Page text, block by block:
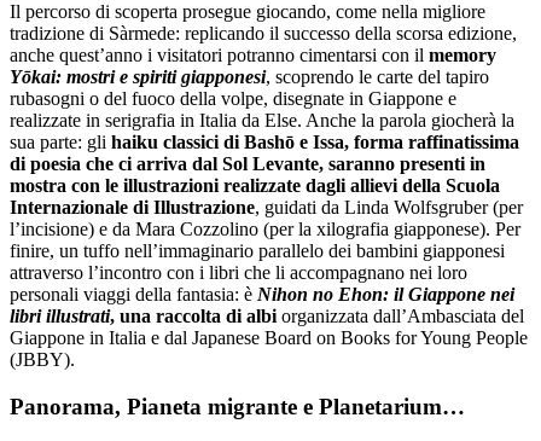
Il percorso di scoperta prosegue giocando, come nella migliore
tradizione di Sàrmede: replicando il successo della scorsa edizione,
anche quest’anno i visitatori potranno cimentarsi con il memory
Yōkai: mostri e spiriti giapponesi, scoprendo le carte del tapiro
rubasogni o del fuoco della volpe, disegnate in Giappone e
realizzate in serigrafia in Italia da Else. Anche la parola giocherà la
sua parte: gli haiku classici di Bashō e Issa, forma raffinatissima
di poesia che ci arriva dal Sol Levante, saranno presenti in
mostra con le illustrazioni realizzate dagli allievi della Scuola
Internazionale di Illustrazione, guidati da Linda Wolfsgruber (per
l’incisione) e da Mara Cozzolino (per la xilografia giapponese). Per
finire, un tuffo nell’immaginario parallelo dei bambini giapponesi
attraverso l’incontro con i libri che li accompagnano nei loro
personali viaggi della fantasia: è Nihon no Ehon: il Giappone nei
libri illustrati, una raccolta di albi organizzata dall’Ambasciata del
Giappone in Italia e dal Japanese Board on Books for Young People
(JBBY).
Panorama, Pianeta migrante e Planetarium…